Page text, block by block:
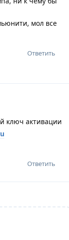
мол все
Ответить
ключ активации
Ответить